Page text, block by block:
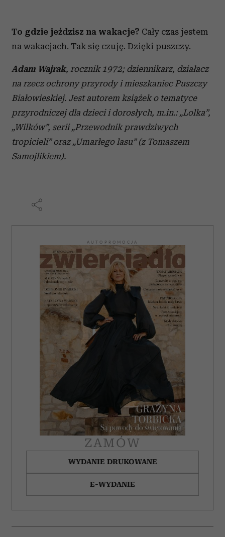
To gdzie jeździsz na wakacje? Cały czas jestem
na wakacjach. Tak się czuję. Dzięki puszczy.
Adam Wajrak, rocznik 1972; dziennikarz, działacz
na rzecz ochrony przyrody i mieszkaniec Puszczy
Białowieskiej. Jest autorem książek o tematyce
przyrodniczej dla dzieci i dorosłych, m.in.: „Lolka”,
„Wilków”, serii „Przewodnik prawdziwych
tropicieli” oraz „Umarłego lasu” (z Tomaszem
Samojlikiem).
AUTOPROMOCJA
ZAMÓW
WYDANIE DRUKOWANE
E-WYDANIE